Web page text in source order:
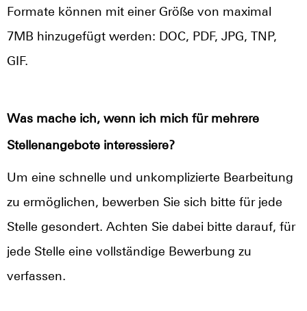
Formate können mit einer Größe von maximal
7MB hinzugefügt werden: DOC, PDF, JPG, TNP,
GIF.
Was mache ich, wenn ich mich für mehrere
Stellenangebote interessiere?
Um eine schnelle und unkomplizierte Bearbeitung
zu ermöglichen, bewerben Sie sich bitte für jede
Stelle gesondert. Achten Sie dabei bitte darauf, für
jede Stelle eine vollständige Bewerbung zu
verfassen.